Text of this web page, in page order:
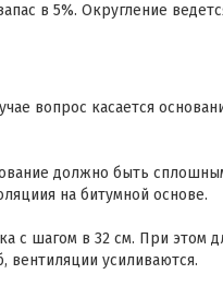
в 5%. Округление
вопрос касается
должно быть
на битумной основе.
с шагом в 32 см. При этом
вентиляции усиливаются.